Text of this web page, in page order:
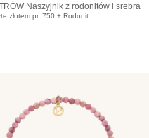
Naszyjnik z rodonitów i srebra
złotem pr. 750 + Rodonit